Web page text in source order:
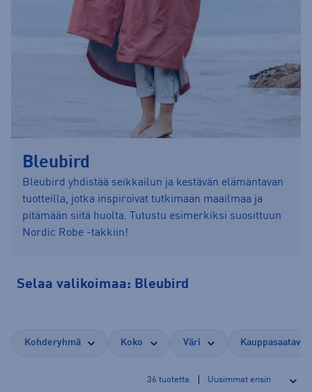
Bleubird
Bleubird yhdistää seikkailun ja kestävän elämäntavan
tuotteilla, jotka inspiroivat tutkimaan maailmaa ja
pitämään siitä huolta. Tutustu esimerkiksi suosittuun
Nordic Robe -takkiin!
Selaa valikoimaa: Bleubird
Kohderyhmä Koko Väri
36 tuotetta